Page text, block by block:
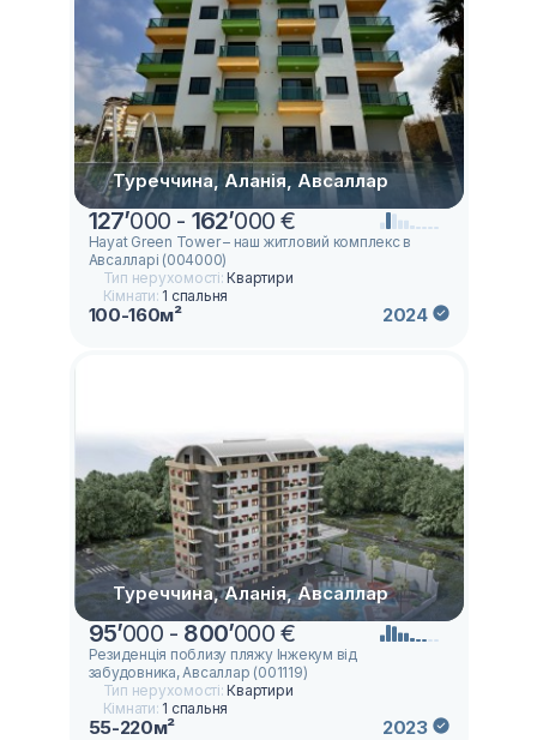
Туреччина, Аланія, Авсаллар
127’000 - 162’000 €
Hayat Green Tower – наш житловий комплекс в
Авсалларі (004000)
Тип нерухомості:Квартири
Кімнати: 1 спальня
100-160м² 2024
Туреччина, Аланія, Авсаллар
95’000 - 800’000 €
Резиденція поблизу пляжу Інжекум від
забудовника, Авсаллар (001119)
Тип нерухомості:Квартири
Кімнати: 1 спальня
55-220м² 2023